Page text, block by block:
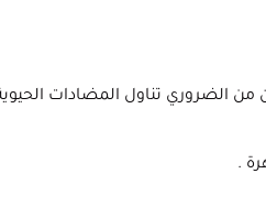
من الضروري تناول المضادات
.